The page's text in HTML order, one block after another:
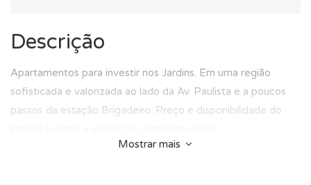
Descrição
Apartamentos para investir nos Jardins. Em uma região
sofisticada e valorizada ao lado da Av. Paulista e a poucos
passos da estação Brigadeiro. Preço e disponibilidade do
Mostrar mais